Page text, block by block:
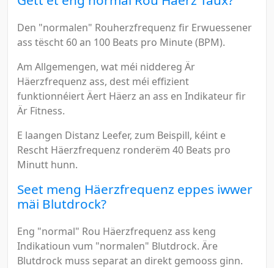
Den "normalen" Rouherzfrequenz fir Erwuessener
ass tëscht 60 an 100 Beats pro Minute (BPM).
Am Allgemengen, wat méi niddereg Är
Häerzfrequenz ass, dest méi effizient
funktionnéiert Äert Häerz an ass en Indikateur fir
Är Fitness.
E laangen Distanz Leefer, zum Beispill, kéint e
Rescht Häerzfrequenz ronderëm 40 Beats pro
Minutt hunn.
Seet meng Häerzfrequenz eppes iwwer
mäi Blutdrock?
Eng "normal" Rou Häerzfrequenz ass keng
Indikatioun vum "normalen" Blutdrock. Äre
Blutdrock muss separat an direkt gemooss ginn.